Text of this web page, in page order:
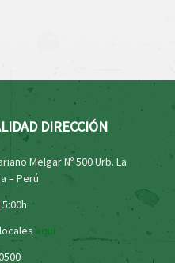
DIRECCIÓN
Melgar Nº 500 Urb. La
– Perú
aquí